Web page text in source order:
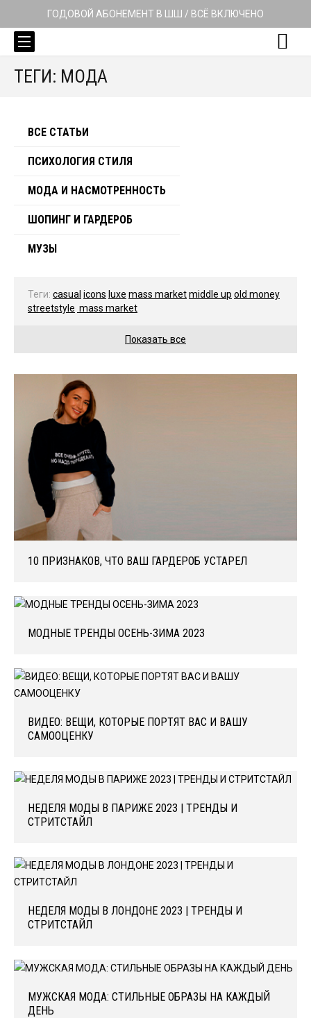
ГОДОВОЙ АБОНЕМЕНТ В ШШ / ВСЁ ВКЛЮЧЕНО
ТЕГИ: МОДА
ВСЕ СТАТЬИ
ПСИХОЛОГИЯ СТИЛЯ
МОДА И НАСМОТРЕННОСТЬ
ШОПИНГ И ГАРДЕРОБ
МУЗЫ
Показать все
Теги: casual icons luxe mass marketmiddle up old money
streetstyle mass market
10 ПРИЗНАКОВ, ЧТО ВАШ ГАРДЕРОБ УСТАРЕЛ
МОДНЫЕ ТРЕНДЫ ОСЕНЬ-ЗИМА 2023
ВИДЕО: ВЕЩИ, КОТОРЫЕ ПОРТЯТ ВАС И ВАШУ
САМООЦЕНКУ
НЕДЕЛЯ МОДЫ В ПАРИЖЕ 2023 | ТРЕНДЫ И
СТРИТСТАЙЛ
НЕДЕЛЯ МОДЫ В ЛОНДОНЕ 2023 | ТРЕНДЫ И
СТРИТСТАЙЛ
МУЖСКАЯ МОДА: СТИЛЬНЫЕ ОБРАЗЫ НА КАЖДЫЙ
ДЕНЬ